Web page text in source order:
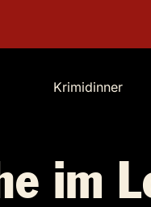
Krimidinner
im